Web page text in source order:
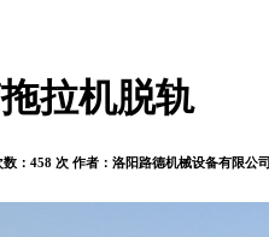
拉机脱轨
数：458 次 作者：洛阳路德机械设备有限公司